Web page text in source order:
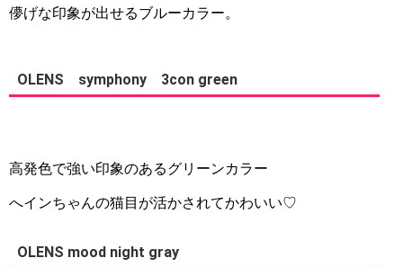
儚げな印象が出せるブルーカラー。
OLENS symphony 3con green
高発色で強い印象のあるグリーンカラー
へインちゃんの猫目が活かされてかわいい♡
OLENS mood night gray